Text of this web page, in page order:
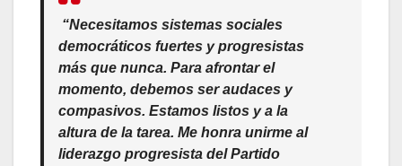
“Necesitamos sistemas sociales
democráticos fuertes y progresistas
más que nunca. Para afrontar el
momento, debemos ser audaces y
compasivos. Estamos listos y a la
altura de la tarea. Me honra unirme al
liderazgo progresista del Partido